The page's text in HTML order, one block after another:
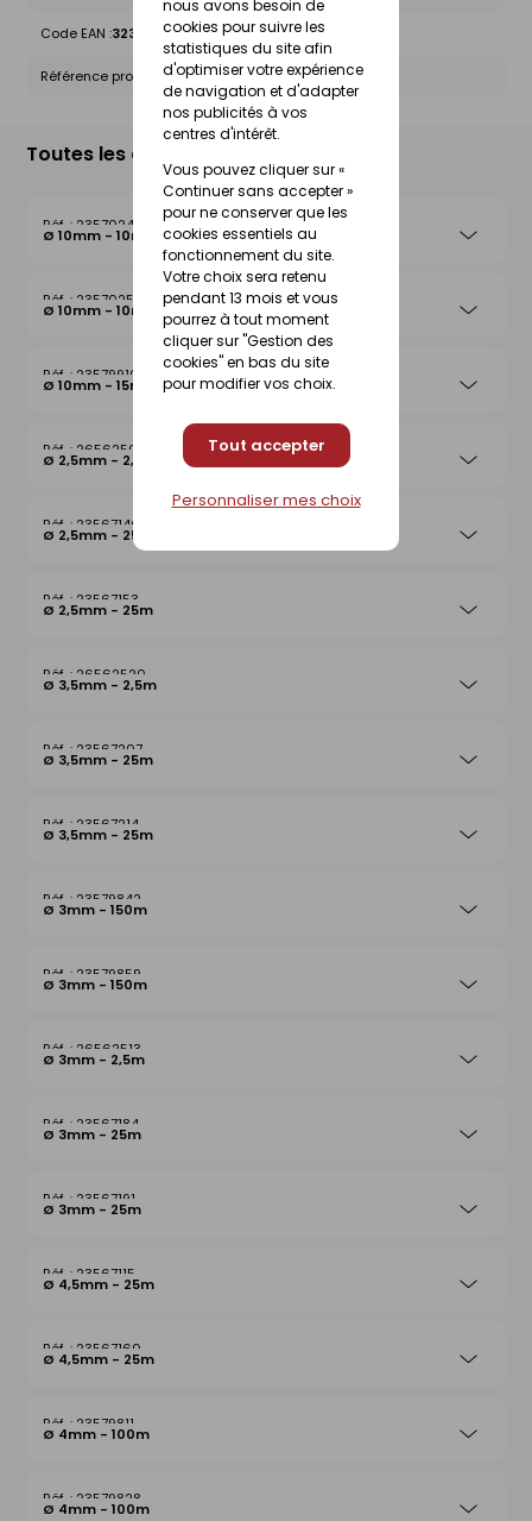
nous avons besoin de
cookies pour suivre les
statistiques du site afin
d'optimiser votre expérience
de navigation et d'adapter
nos publicités à vos
centres d'intérêt.
Vous pouvez cliquer sur «
Continuer sans accepter »
pour ne conserver que les
cookies essentiels au
fonctionnement du site.
Votre choix sera retenu
pendant 13 mois et vous
pourrez à tout moment
cliquer sur "Gestion des
cookies" en bas du site
pour modifier vos choix.
Tout accepter
Personnaliser mes choix
Code EAN :3233690022275
Référence produit nationale Gedimat :23567092
Toutes les déclinaisons
23570245
Ø 10mm - 10m
23570252
Ø 10mm - 10m
23579910
Ø 10mm - 15m
26562506
Ø 2,5mm - 2,5m
23567146
Ø 2,5mm - 25m
23567153
Ø 2,5mm - 25m
26562520
Ø 3,5mm - 2,5m
23567207
Ø 3,5mm - 25m
23567214
Ø 3,5mm - 25m
23579842
Ø 3mm - 150m
23579859
Ø 3mm - 150m
26562513
Ø 3mm - 2,5m
23567184
Ø 3mm - 25m
23567191
Ø 3mm - 25m
23567115
Ø 4,5mm - 25m
23567160
Ø 4,5mm - 25m
23579811
Ø 4mm - 100m
23579828
Ø 4mm - 100m